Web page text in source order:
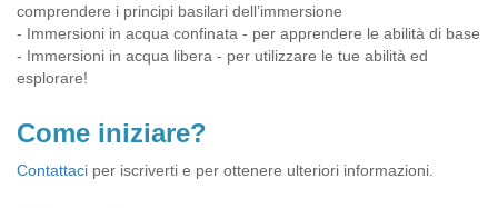
comprendere i principi basilari dell’immersione
- Immersioni in acqua confinata - per apprendere le abilità di base
- Immersioni in acqua libera - per utilizzare le tue abilità ed
esplorare!
Come iniziare?
Contattaci per iscriverti e per ottenere ulteriori informazioni.